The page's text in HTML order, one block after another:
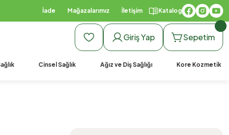
İade Mağazalarımız İletişim Katalog
Giriş Yap Sepetim
Cinsel Sağlık Ağız ve Diş Sağlığı Kore Kozmetik